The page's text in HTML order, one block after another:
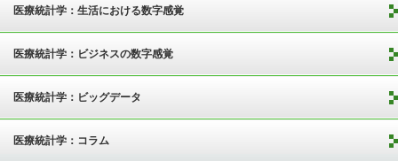
医療統計学：生活における数字感覚
医療統計学：ビジネスの数字感覚
医療統計学：ビッグデータ
医療統計学：コラム